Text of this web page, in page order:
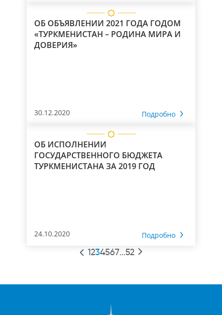
ОБ ОБЪЯВЛЕНИИ 2021 ГОДА ГОДОМ
«ТУРКМЕНИСТАН – РОДИНА МИРА И
ДОВЕРИЯ»
30.12.2020 Подробно
ОБ ИСПОЛНЕНИИ
ГОСУДАРСТВЕННОГО БЮДЖЕТА
ТУРКМЕНИСТАНА ЗА 2019 ГОД
24.10.2020 Подробно
1234567...52